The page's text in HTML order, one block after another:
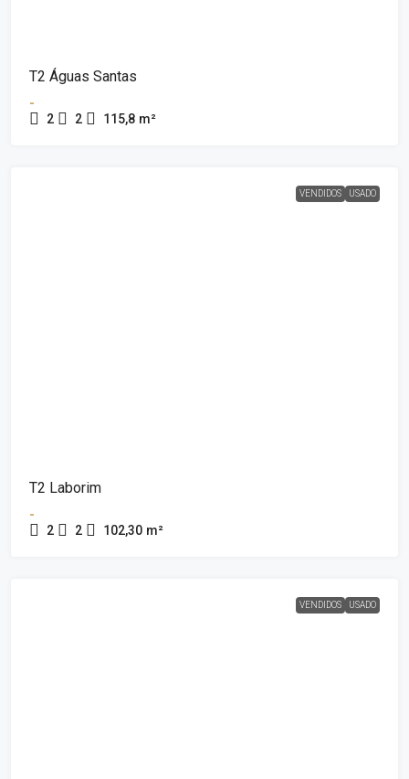
T2 Águas Santas
-
2 2 115,8 m²
VENDIDOS USADO
T2 Laborim
-
2 2 102,30 m²
VENDIDOS USADO